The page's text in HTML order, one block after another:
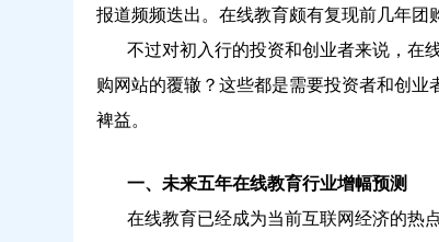
报道频频迭出。在线教育颇有复现前几年团
不过对初入行的投资和创业者来说，在
购网站的覆辙？这些都是需要投资者和创
裨益。
一、未来五年在线教育行业增幅预测
在线教育已经成为当前互联网经济的热